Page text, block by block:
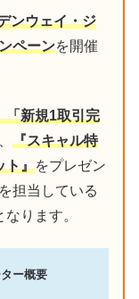
ンウェイ・ジ
ペーンを開催
「新規1取引完
『スキャル特
ト』をプレゼン
担当している
なります。
ー概要